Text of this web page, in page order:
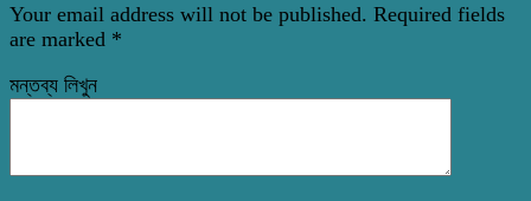
Your email address will not be published. Required fields
are marked *
মন্তব্য লিখুন